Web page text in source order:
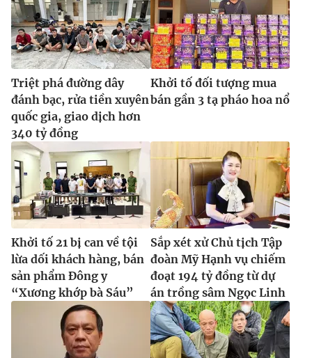
® Cấm sao chép dưới mọi hình thức nếu không có sự chấp
thuận bằng văn bản. Ghi rõ nguồn VTV.vn khi phát hành lại
thông tin từ website này.
Triệt phá đường dây
đánh bạc, rửa tiền xuyên
quốc gia, giao dịch hơn
340 tỷ đồng
Khởi tố đối tượng mua
bán gần 3 tạ pháo hoa nổ
Khởi tố 21 bị can về tội
lừa dối khách hàng, bán
sản phẩm Đông y
“Xương khớp bà Sáu”
Sắp xét xử Chủ tịch Tập
đoàn Mỹ Hạnh vụ chiếm
đoạt 194 tỷ đồng từ dự
án trồng sâm Ngọc Linh